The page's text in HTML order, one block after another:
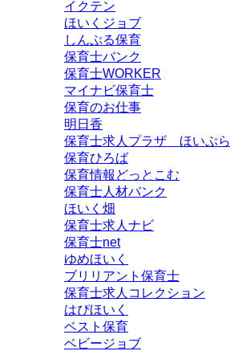
イクテン
ほいくジョブ
しんぷる保育
保育士バンク
保育士WORKER
マイナビ保育士
保育のお仕事
明日香
保育士求人プラザ ほいぷら
保育ひろば
保育情報どっとこむ
保育士人材バンク
ほいく畑
保育士求人ナビ
保育士net
ゆめほいく
ブリリアント保育士
保育士求人コレクション
はぴほいく
ベスト保育
ベビージョブ